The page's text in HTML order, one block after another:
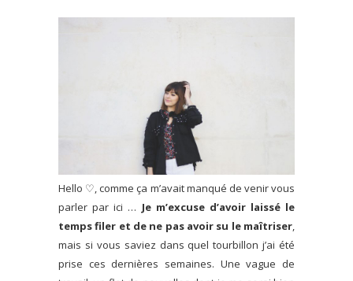
Hello ♡, comme ça m’avait manqué de venir vous
parler par ici … Je m’excuse d’avoir laissé le
temps filer et de ne pas avoir su le maîtriser,
mais si vous saviez dans quel tourbillon j’ai été
prise ces dernières semaines. Une vague de